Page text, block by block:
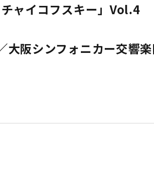
ャイコフスキー」Vol.4
大阪シンフォニカー交響楽